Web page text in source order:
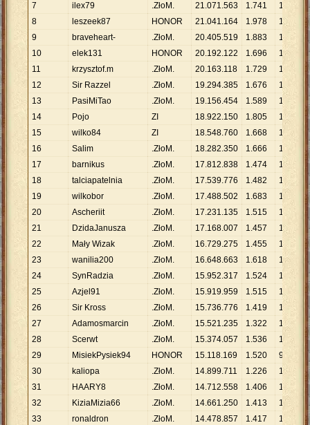
7
ilex79 .ZłoM. 21.071.563 1.741 12
103
8
leszeek87 HONOR 21.041.164 1.978 10
9
braveheart- .ZłoM. 20.405.519 1.883 10
10
elek131 HONOR 20.192.122 1.696 11
11
krzysztof.m .ZłoM. 20.163.118 1.729 11
12
Sir Razzel .ZłoM. 19.294.385 1.676 11
13
PasiMiTao .ZłoM. 19.156.454 1.589 12
14
Pojo ZI 18.922.150 1.805 10
15
wilko84 ZI 18.548.760 1.668 11
120
16
Salim .ZłoM. 18.282.350 1.666 10
17
barnikus .ZłoM. 17.812.838 1.474 12 085
18
talciapatelnia .ZłoM. 17.539.776 1.482 11
835
19
wilkobor .ZłoM. 17.488.502 1.683 10
20
Ascheriit .ZłoM. 17.231.135 1.515 11
374
21
DzidaJanusza .ZłoM. 17.168.007 1.457 11
22
Mały Wizak .ZłoM. 16.729.275 1.455 11
498
23
wanilia200 .ZłoM. 16.648.663 1.618 10.
24
SynRadzia .ZłoM. 15.952.317 1.524 10
25
Azjel91 .ZłoM. 15.919.959 1.515 10
26
Sir Kross .ZłoM. 15.736.776 1.419 11
27
Adamosmarcin .ZłoM. 15.521.235 1.322 11
28
Scerwt .ZłoM. 15.374.057 1.536 10 .
29
MisiekPysiek94 HONOR 15.118.169 1.520 9
30
kaliopa .ZłoM. 14.899.711 1.226 12 153
31
HAARY8 .ZłoM. 14.712.558 1.406 10
464
32
KiziaMizia66 .ZłoM. 14.661.250 1.413 10
33
ronaldron .ZłoM. 14.478.857 1.417 10
218